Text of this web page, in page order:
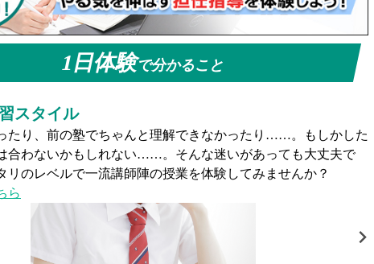
1日体験で分かること
イメージ
かる距離や時間、さらに部活などをこなしながら一定の勉強時
かどうか……。両立できるだろうか……。そんな心配も、スタ
具体的に毎日の通塾スケジュールをイメージできるようになり